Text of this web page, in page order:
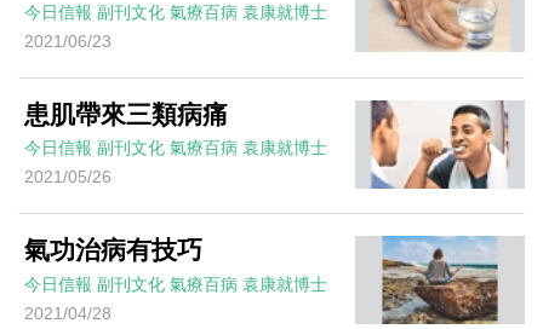
今日信報 副刊文化 氣療百病 袁康就博士
2021/06/23
患肌帶來三類病痛
今日信報 副刊文化 氣療百病 袁康就博士
2021/05/26
氣功治病有技巧
今日信報 副刊文化 氣療百病 袁康就博士
2021/04/28